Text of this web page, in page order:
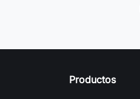
Productos